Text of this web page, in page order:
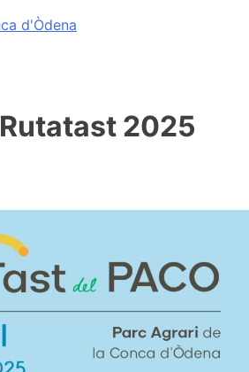
d'Òdena
2025